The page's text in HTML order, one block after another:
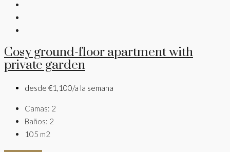
Cosy ground-floor apartment with
private garden
desde €1,100/a la semana
Camas: 2
Baños: 2
105 m2